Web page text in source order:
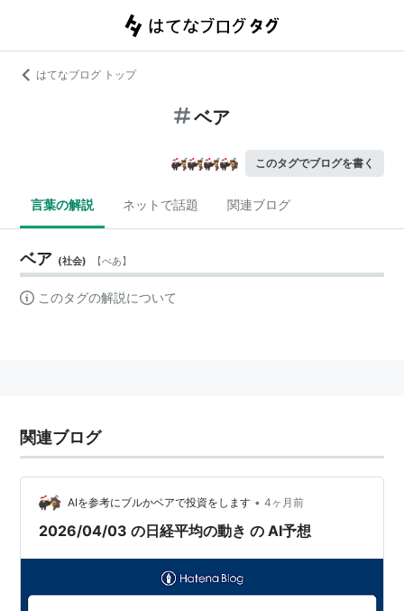
はてなブログ トップ
ベア
このタグでブログを書く
言葉の解説 ネットで話題 関連ブログ
ベア (社会) 【べあ】
このタグの解説について
関連ブログ
AIを参考にブルかベアで投資をします • 4ヶ月前
2026/04/03 の日経平均の動き の AI予想